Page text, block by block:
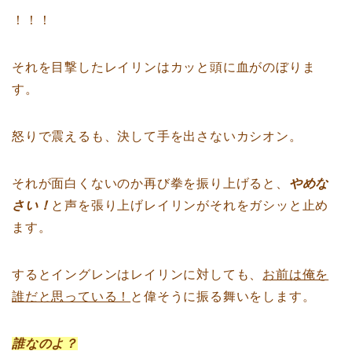
！！！
それを目撃したレイリンはカッと頭に血がのぼりま
す。
怒りで震えるも、決して手を出さないカシオン。
それが面白くないのか再び拳を振り上げると、 やめな
さい！ と声を張り上げレイリンがそれをガシッと止め
ます。
するとイングレンはレイリンに対しても、 お前は俺を
誰だと思っている！ と偉そうに振る舞いをします。
誰なのよ？